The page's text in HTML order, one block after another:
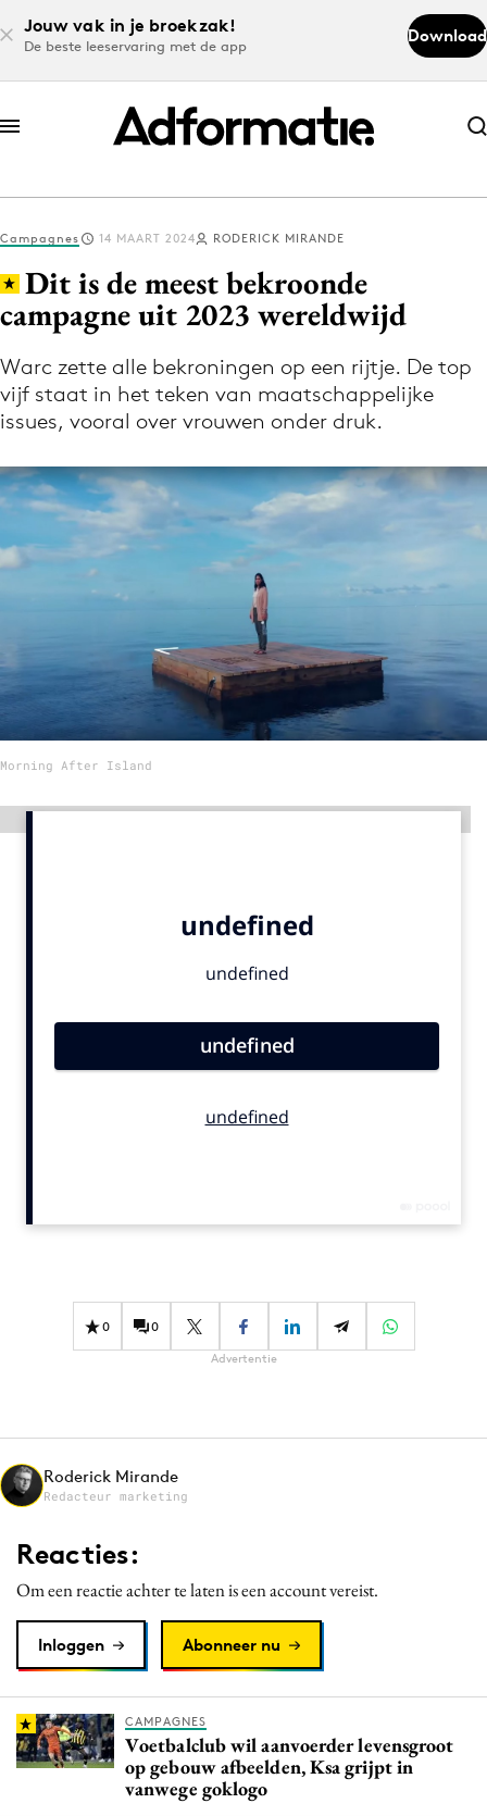
Jouw vak in je broekzak!
De beste leeservaring met de app
Download
Abonneer nu
Abonneer nu
Log in
Volg het laatste nieuws via de Adformatie
Nieuws app
Menu
9 sept: GenAI-training
12 nov: MarketingLive!
Adverteren
Events
Vacatures
Campagnes
Design
Effectiviteit
Gedragsverandering
Media
PR
Programmatic
Purpose Marketing
Reputatie & crisis
Campagnes 14 MAART 2024 RODERICK MIRANDE
Dit is de meest bekroonde
campagne uit 2023 wereldwijd
Warc zette alle bekroningen op een rijtje. De top
vijf staat in het teken van maatschappelijke
issues, vooral over vrouwen onder druk.
Morning After Island
0 0
Advertentie
Roderick Mirande
Redacteur marketing
Reacties:
Om een reactie achter te laten is een account vereist.
Inloggen Abonneer nu
CAMPAGNES
Voetbalclub wil aanvoerder levensgroot
op gebouw afbeelden, Ksa grijpt in
vanwege goklogo